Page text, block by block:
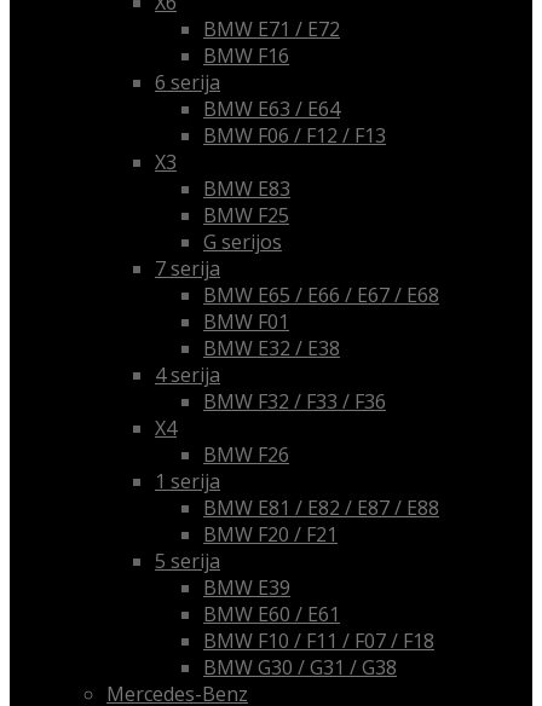
BMW E71 / E72
BMW F16
6 serija
BMW E63 / E64
BMW F06 / F12 / F13
X3
BMW E83
BMW F25
G serijos
7 serija
BMW E65 / E66 / E67 / E68
BMW F01
BMW E32 / E38
4 serija
BMW F32 / F33 / F36
X4
BMW F26
1 serija
BMW E81 / E82 / E87 / E88
BMW F20 / F21
5 serija
BMW E39
BMW E60 / E61
BMW F10 / F11 / F07 / F18
BMW G30 / G31 / G38
Mercedes-Benz